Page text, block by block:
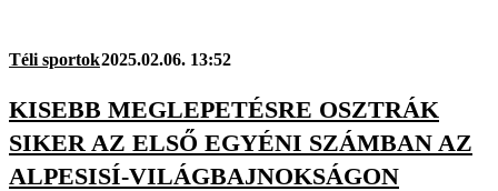
Téli sportok2025.02.06. 13:52
KISEBB MEGLEPETÉSRE OSZTRÁK
SIKER AZ ELSŐ EGYÉNI SZÁMBAN AZ
ALPESISÍ-VILÁGBAJNOKSÁGON